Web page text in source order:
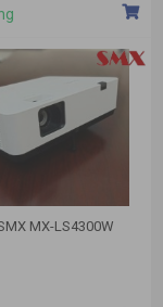
MX-LS4300W